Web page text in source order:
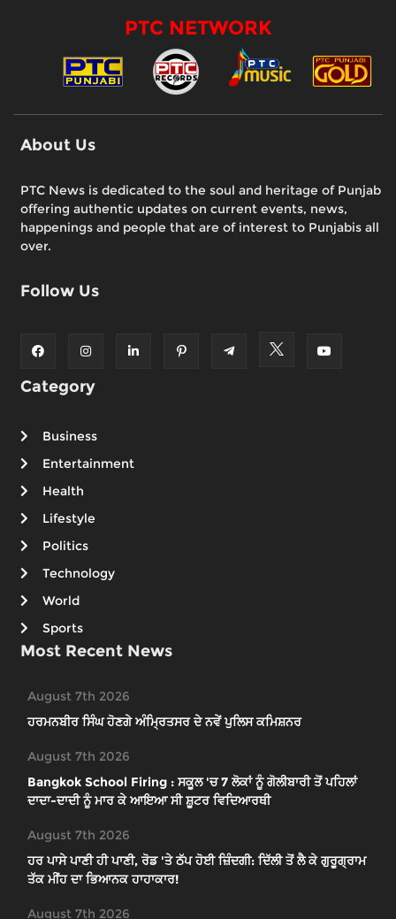
PTC NETWORK
About Us
PTC News is dedicated to the soul and heritage of Punjab
offering authentic updates on current events, news,
happenings and people that are of interest to Punjabis all
over.
Follow Us
Category
Business
Entertainment
Health
Lifestyle
Politics
Technology
World
Sports
Most Recent News
August 7th 2026
ਹਰਮਨਬੀਰ ਸਿੰਘ ਹੋਣਗੇ ਅੰਮ੍ਰਿਤਸਰ ਦੇ ਨਵੇਂ ਪੁਲਿਸ ਕਮਿਸ਼ਨਰ
August 7th 2026
Bangkok School Firing : ਸਕੂਲ 'ਚ 7 ਲੋਕਾਂ ਨੂੰ ਗੋਲੀਬਾਰੀ ਤੋਂ ਪਹਿਲਾਂ
ਦਾਦਾ-ਦਾਦੀ ਨੂੰ ਮਾਰ ਕੇ ਆਇਆ ਸੀ ਸ਼ੂਟਰ ਵਿਦਿਆਰਥੀ
August 7th 2026
ਹਰ ਪਾਸੇ ਪਾਣੀ ਹੀ ਪਾਣੀ, ਰੋਡ 'ਤੇ ਠੱਪ ਹੋਈ ਜ਼ਿੰਦਗੀ: ਦਿੱਲੀ ਤੋਂ ਲੈ ਕੇ ਗੁਰੂਗ੍ਰਾਮ
ਤੱਕ ਮੀਂਹ ਦਾ ਭਿਆਨਕ ਹਾਹਾਕਾਰ!
August 7th 2026